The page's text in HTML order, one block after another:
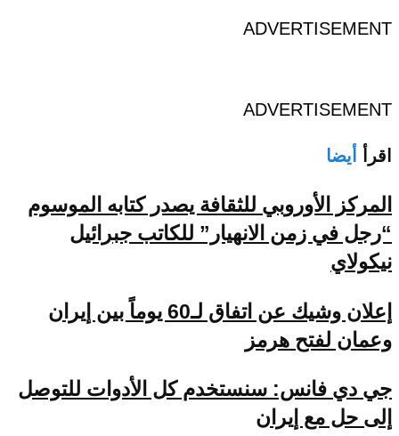
ADVERTISEMENT
ADVERTISEMENT
اقرأ أيضا
المركز الأوروبي للثقافة يصدر كتابه الموسوم
“رجل في زمن الانهيار” للكاتب جبرائيل
نيكولاي
إعلان وشيك عن اتفاق لـ60 يوماً بين إيران
وعمان لفتح هرمز
جي دي فانس: سنستخدم كل الأدوات للتوصل
إلى حل مع إيران